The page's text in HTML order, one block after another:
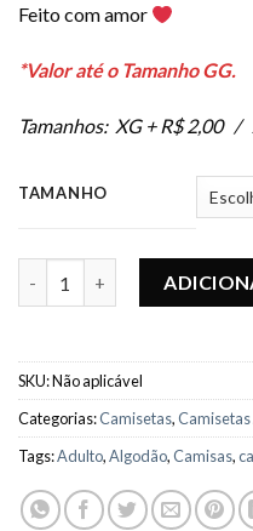
Feito com amor
*Valor até o Tamanho GG.
Tamanhos: XG + R$ 2,00 /
TAMANHO
SKU:Não aplicável
Categorias:Camisetas,
Tags:Adulto,Algodão,Camisas,